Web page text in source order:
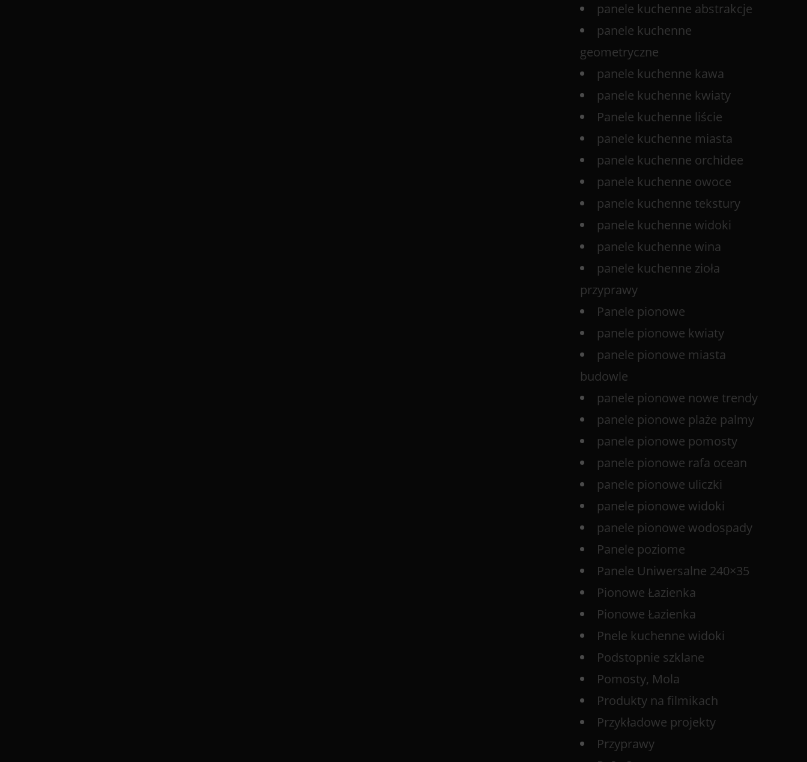
panele kuchenne abstrakcje
panele kuchenne
geometryczne
panele kuchenne kawa
panele kuchenne kwiaty
Panele kuchenne liście
panele kuchenne miasta
panele kuchenne orchidee
panele kuchenne owoce
panele kuchenne tekstury
panele kuchenne widoki
panele kuchenne wina
panele kuchenne zioła
przyprawy
Panele pionowe
panele pionowe kwiaty
panele pionowe miasta
budowle
panele pionowe nowe trendy
panele pionowe plaże palmy
panele pionowe pomosty
panele pionowe rafa ocean
panele pionowe uliczki
panele pionowe widoki
panele pionowe wodospady
Panele poziome
Panele Uniwersalne 240×35
Pionowe Łazienka
Pionowe Łazienka
Pnele kuchenne widoki
Podstopnie szklane
Pomosty, Mola
Produkty na filmikach
Przykładowe projekty
Przyprawy